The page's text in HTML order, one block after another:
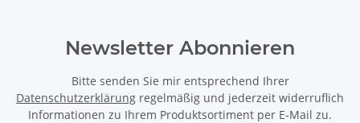
Newsletter Abonnieren
Bitte senden Sie mir entsprechend Ihrer
Datenschutzerklärung regelmäßig und jederzeit widerruflich
Informationen zu Ihrem Produktsortiment per E-Mail zu.